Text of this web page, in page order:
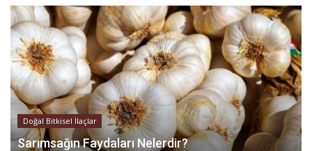
Doğal Bitkisel İlaçlar
Sarımsağın Faydaları Nelerdir?